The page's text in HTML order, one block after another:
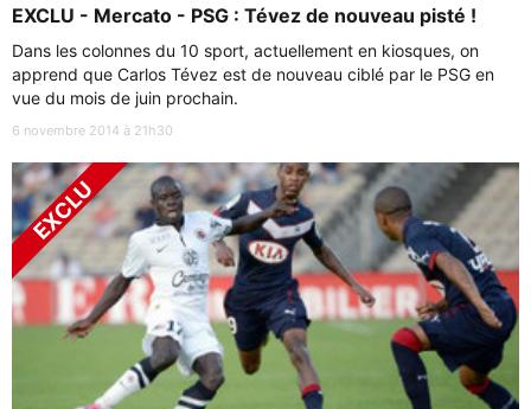
EXCLU - Mercato - PSG : Tévez de nouveau pisté !
Dans les colonnes du 10 sport, actuellement en kiosques, on
apprend que Carlos Tévez est de nouveau ciblé par le PSG en
vue du mois de juin prochain.
6 novembre 2014 à 21h30